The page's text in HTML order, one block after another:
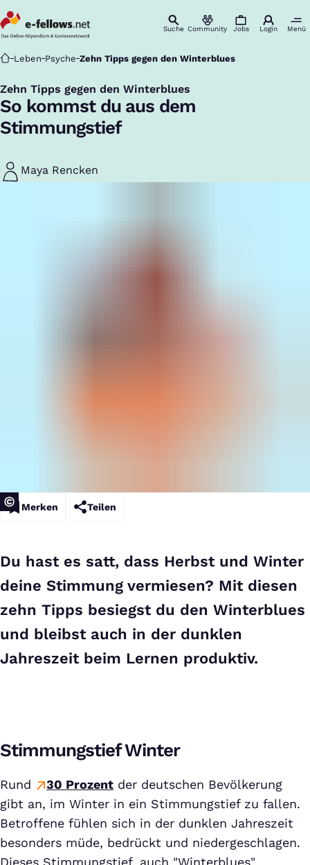
Suche Community Jobs Login Menü
Startseite
Leben Psyche Zehn Tipps gegen den Winterblues
Zehn Tipps gegen den Winterblues
:
So kommst du aus dem
Stimmungstief
Maya Rencken
Merken Teilen
Du hast es satt, dass Herbst und Winter
deine Stimmung vermiesen? Mit diesen
zehn Tipps besiegst du den Winterblues
und bleibst auch in der dunklen
Jahreszeit beim Lernen produktiv.
Stimmungstief Winter
Rund 30 Prozent der deutschen Bevölkerung
gibt an, im Winter in ein Stimmungstief zu fallen.
Betroffene fühlen sich in der dunklen Jahreszeit
besonders müde, bedrückt und niedergeschlagen.
Dieses Stimmungstief, auch "Winterblues"